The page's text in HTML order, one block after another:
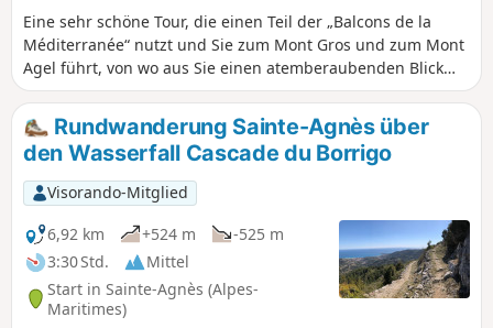
Eine sehr schöne Tour, die einen Teil der „Balcons de la
Méditerranée“ nutzt und Sie zum Mont Gros und zum Mont
Agel führt, von wo aus Sie einen atemberaubenden Blick
auf die Küste genießen können. Februar 2021: Achtung, der
Wegabschnitt zwischen Punkt 2 und Punkt 3 ist derzeit
durch einen Steinschlag blockiert und daher
vorübergehend gesperrt.
Rundwanderung Sainte-Agnès über
den Wasserfall Cascade du Borrigo
Visorando-Mitglied
6,92 km
+524 m
-525 m
3:30 Std.
Mittel
Start in Sainte-Agnès (Alpes-
Maritimes)